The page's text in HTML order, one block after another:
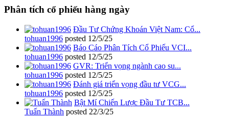
Phân tích cổ phiếu hàng ngày
Đầu Tư Chứng Khoán Việt Nam: Cổ...
tohuan1996 posted 12/5/25
Báo Cáo Phân Tích Cổ Phiếu VCI...
tohuan1996 posted 12/5/25
GVR: Triển vọng ngành cao su...
tohuan1996 posted 12/5/25
Đánh giá triển vọng đầu tư VCG...
tohuan1996 posted 12/5/25
Bật Mí Chiến Lược Đầu Tư TCB...
Tuấn Thành posted 22/3/25